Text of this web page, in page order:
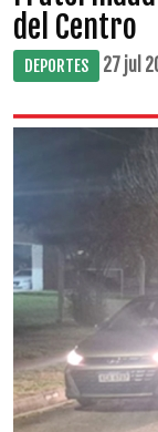
del Centro
DEPORTES 27 jul